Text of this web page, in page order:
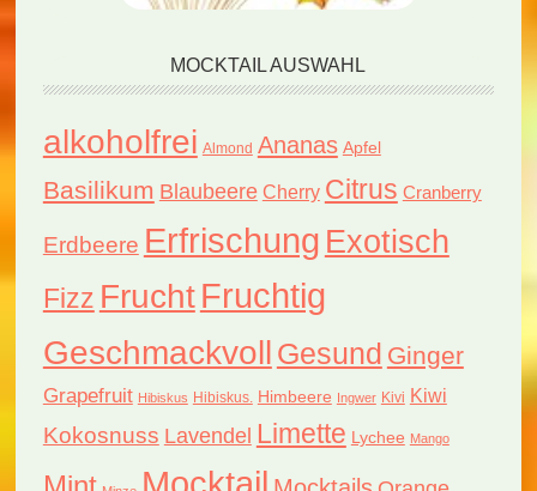
MOCKTAIL AUSWAHL
alkoholfrei Almond Ananas Apfel
Basilikum Blaubeere Cherry Citrus Cranberry
Erdbeere Erfrischung Exotisch
Fizz FruchtFruchtig
Geschmackvoll Gesund Ginger
Grapefruit Hibiskus Hibiskus. Himbeere Ingwer Kivi Kiwi
Kokosnuss Lavendel Limette Lychee Mango